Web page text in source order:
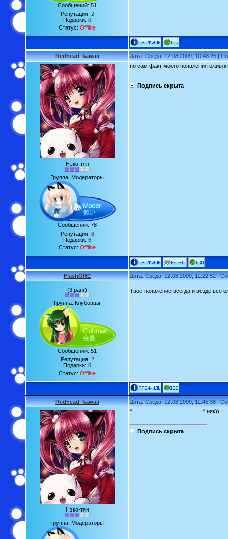
Сообщений: 51
Репутация: 2
Подарки: 0
Статус: Offline
Redhead_kawaii Дата: Среда, 12.08.2009, 10:48:25 |
Нэко-тян
Группа: Модераторы
Сообщений: 78
Репутация: 8
Подарки: 6
Статус: Offline
но сам факт моего появления
Подпись скрыта
FlashORC Дата: Среда, 12.08.2009, 11:22:52 |
(3 ранг)
Группа: Клубовцы
Сообщений: 51
Репутация: 2
Подарки: 0
Статус: Offline
Твое появление всегда и везде все
Redhead_kawaii Дата: Среда, 12.08.2009, 11:45:38 |
Нэко-тян
Группа: Модераторы
^_______________________^ няк))
Подпись скрыта